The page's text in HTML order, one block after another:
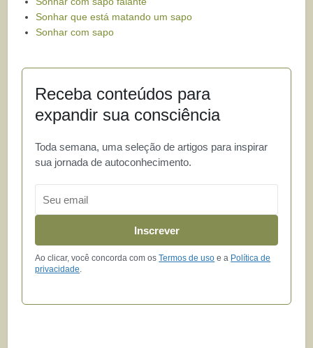
Sonhar que está matando um sapo
Sonhar com sapo
Receba conteúdos para
expandir sua consciência
Toda semana, uma seleção de artigos para inspirar
sua jornada de autoconhecimento.
Inscrever
Ao clicar, você concorda com osTermos de uso e a Política de
privacidade.